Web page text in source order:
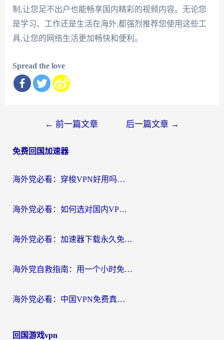
制,让您足不出户也能畅享国内精彩的视频内容。无论您
是学习、工作还是生活在海外,都强烈推荐您使用这些工
具,让您的网络生活更加畅快和便利。
Spread the love
导
← 前一篇文章 后一篇文章 →
免费回国加速器
海外党必看：穿梭VPN好用吗？和云帆VPN对比哪个回国效果更好？附真实测评+避坑指南
海外党必看：如何选对国内VPN，实现无缝访问国内资源？
海外党必看：加速器下载永久免费版真的存在吗？教你无缝访问国内资源的正确姿势
海外党自救指南：用一个小时免费加速器，轻松打破国内资源访问壁垒？
海外党必看：中国VPN免费真的靠谱吗？手把手教你选对回国加速器
回国游戏vpn